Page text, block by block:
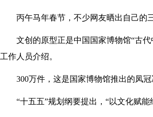
丙午马年春节，不少网友晒出自己的
文创的原型正是中国国家博物馆“古
工作人员介绍。
300万件，这是国家博物馆推出的凤
“十五五”规划纲要提出，“以文化赋能